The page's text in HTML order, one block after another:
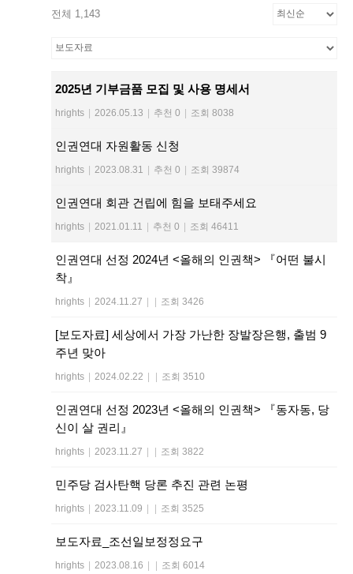
전체 1,143
2025년 기부금품 모집 및 사용 명세서
hrights | 2026.05.13 | 추천 0 | 조회 8038
인권연대 자원활동 신청
hrights | 2023.08.31 | 추천 0 | 조회 39874
인권연대 회관 건립에 힘을 보태주세요
hrights | 2021.01.11 | 추천 0 | 조회 46411
인권연대 선정 2024년 <올해의 인권책> 『어떤 불시
착』
hrights | 2024.11.27 | | 조회 3426
[보도자료] 세상에서 가장 가난한 장발장은행, 출범 9
주년 맞아
hrights | 2024.02.22 | | 조회 3510
인권연대 선정 2023년 <올해의 인권책> 『동자동, 당
신이 살 권리』
hrights | 2023.11.27 | | 조회 3822
민주당 검사탄핵 당론 추진 관련 논평
hrights | 2023.11.09 | | 조회 3525
보도자료_조선일보정정요구
hrights | 2023.08.16 | | 조회 6014